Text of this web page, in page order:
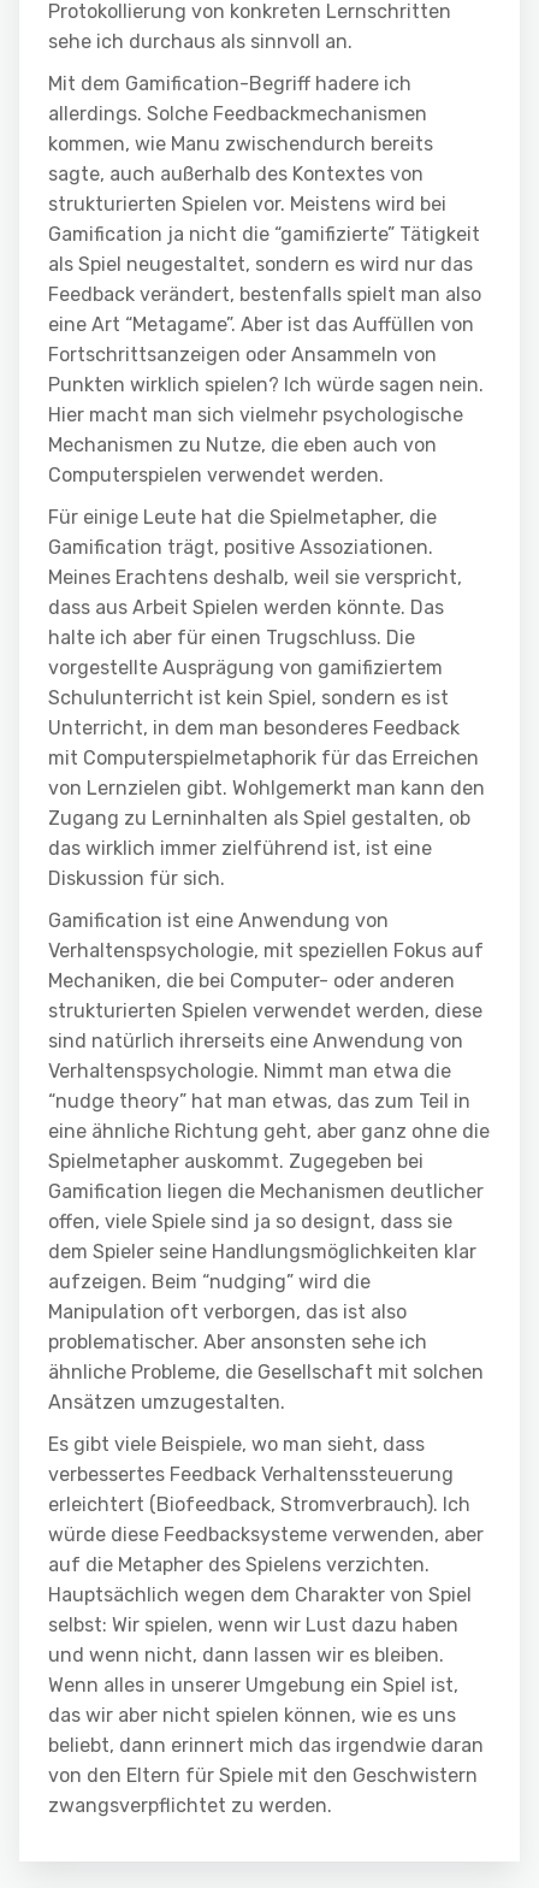
Protokollierung von konkreten Lernschritten
sehe ich durchaus als sinnvoll an.
Mit dem Gamification-Begriff hadere ich
allerdings. Solche Feedbackmechanismen
kommen, wie Manu zwischendurch bereits
sagte, auch außerhalb des Kontextes von
strukturierten Spielen vor. Meistens wird bei
Gamification ja nicht die “gamifizierte” Tätigkeit
als Spiel neugestaltet, sondern es wird nur das
Feedback verändert, bestenfalls spielt man also
eine Art “Metagame”. Aber ist das Auffüllen von
Fortschrittsanzeigen oder Ansammeln von
Punkten wirklich spielen? Ich würde sagen nein.
Hier macht man sich vielmehr psychologische
Mechanismen zu Nutze, die eben auch von
Computerspielen verwendet werden.
Für einige Leute hat die Spielmetapher, die
Gamification trägt, positive Assoziationen.
Meines Erachtens deshalb, weil sie verspricht,
dass aus Arbeit Spielen werden könnte. Das
halte ich aber für einen Trugschluss. Die
vorgestellte Ausprägung von gamifiziertem
Schulunterricht ist kein Spiel, sondern es ist
Unterricht, in dem man besonderes Feedback
mit Computerspielmetaphorik für das Erreichen
von Lernzielen gibt. Wohlgemerkt man kann den
Zugang zu Lerninhalten als Spiel gestalten, ob
das wirklich immer zielführend ist, ist eine
Diskussion für sich.
Gamification ist eine Anwendung von
Verhaltenspsychologie, mit speziellen Fokus auf
Mechaniken, die bei Computer- oder anderen
strukturierten Spielen verwendet werden, diese
sind natürlich ihrerseits eine Anwendung von
Verhaltenspsychologie. Nimmt man etwa die
“nudge theory” hat man etwas, das zum Teil in
eine ähnliche Richtung geht, aber ganz ohne die
Spielmetapher auskommt. Zugegeben bei
Gamification liegen die Mechanismen deutlicher
offen, viele Spiele sind ja so designt, dass sie
dem Spieler seine Handlungsmöglichkeiten klar
aufzeigen. Beim “nudging” wird die
Manipulation oft verborgen, das ist also
problematischer. Aber ansonsten sehe ich
ähnliche Probleme, die Gesellschaft mit solchen
Ansätzen umzugestalten.
Es gibt viele Beispiele, wo man sieht, dass
verbessertes Feedback Verhaltenssteuerung
erleichtert (Biofeedback, Stromverbrauch). Ich
würde diese Feedbacksysteme verwenden, aber
auf die Metapher des Spielens verzichten.
Hauptsächlich wegen dem Charakter von Spiel
selbst: Wir spielen, wenn wir Lust dazu haben
und wenn nicht, dann lassen wir es bleiben.
Wenn alles in unserer Umgebung ein Spiel ist,
das wir aber nicht spielen können, wie es uns
beliebt, dann erinnert mich das irgendwie daran
von den Eltern für Spiele mit den Geschwistern
zwangsverpflichtet zu werden.